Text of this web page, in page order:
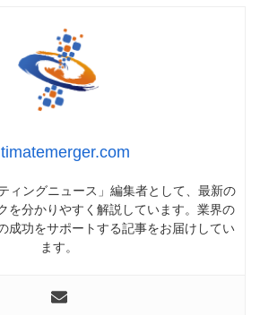
ィングニュース」編集者として、最新の
を分かりやすく解説しています。業界の
成功をサポートする記事をお届けしてい
ます。